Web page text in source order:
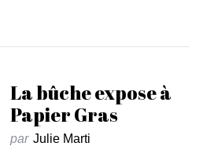
La bûche expose à
Papier Gras
par Julie Marti